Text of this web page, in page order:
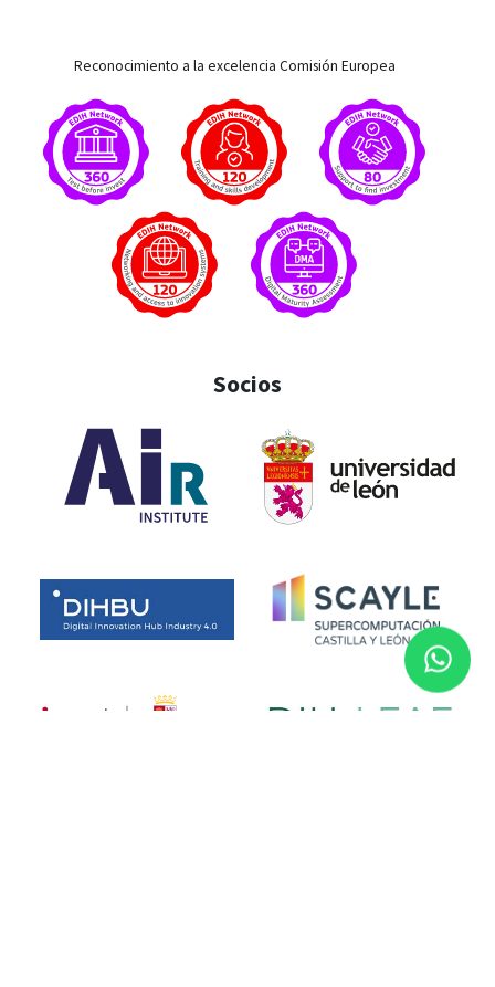
Reconocimiento a la excelencia Comisión Europea
Socios